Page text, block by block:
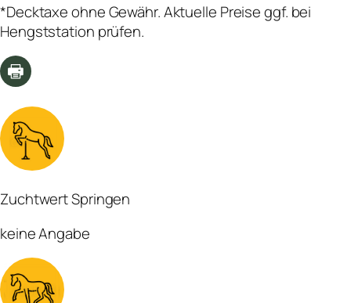
*Decktaxe ohne Gewähr. Aktuelle Preise ggf. bei
Hengststation prüfen.
Zuchtwert Springen
keine Angabe